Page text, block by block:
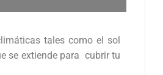
tales como el sol
se extiende para cubrir tu